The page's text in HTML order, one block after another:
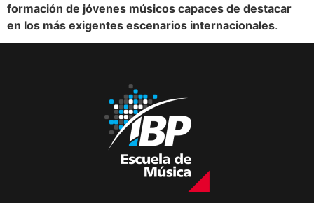
formación de jóvenes músicos capaces de destacar
en los más exigentes escenarios internacionales.